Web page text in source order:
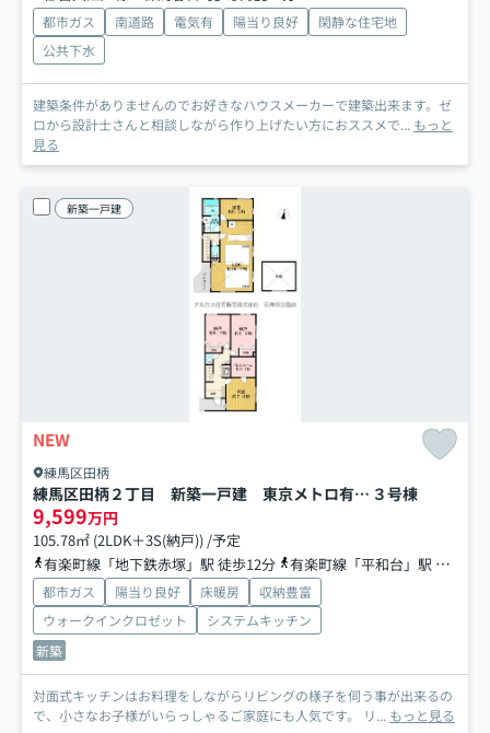
都市ガス 南道路 電気有 陽当り良好
閑静な住宅地
公共下水
建築条件がありませんのでお好きなハウスメーカーで建築出来ます。ゼ
ロから設計士さんと相談しながら作り上げたい方におススメで... もっと
見る
新築一戸建
NEW
練馬区田柄
練馬区田柄２丁目 新築一戸建 東京メトロ有楽町線・副都心線 平和台 ３号棟
9,599万円
105.78㎡ (2LDK＋3S(納戸)) /予定
有楽町線「地下鉄赤塚」駅 徒歩12分
有楽町線「平和台」駅 徒歩15分
都市ガス 陽当り良好 床暖房
収納豊富
ウォークインクロゼット
システムキッチン
新築
対面式キッチンはお料理をしながらリビングの様子を伺う事が出来るの
で、小さなお子様がいらっしゃるご家庭にも人気です。 リ... もっと見る